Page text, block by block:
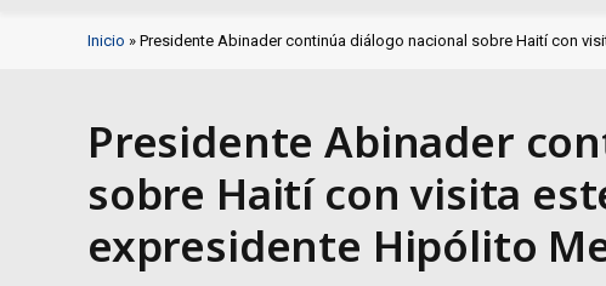
Inicio » Presidente Abinader continúa diálogo nacional sobre Haití con
Presidente Abinader
sobre Haití con visita
expresidente Hipólito